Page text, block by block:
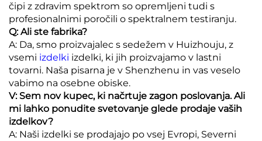
čipi z zdravim spektrom so opremljeni tudi s
profesionalnimi poročili o spektralnem testiranju.
Q: Ali ste fabrika?
A: Da, smo proizvajalec s sedežem v Huizhouju, z
vsemi izdelki izdelki, ki jih proizvajamo v lastni
tovarni. Naša pisarna je v Shenzhenu in vas veselo
vabimo na osebne obiske.
V: Sem nov kupec, ki načrtuje zagon poslovanja. Ali
mi lahko ponudite svetovanje glede prodaje vaših
izdelkov?
A: Naši izdelki se prodajajo po vsej Evropi, Severni